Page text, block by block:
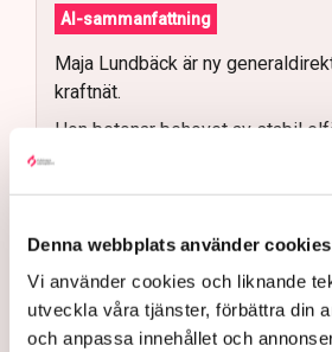
Denna webbplats använder cookies
Vi använder cookies och liknande
utveckla våra tjänster, förbättra din
och anpassa innehållet och
AI-sammanfattning
Maja Lundbäck är ny
kraftnät.
Hon betonar behovet av stabil
Vinterns drift och beredskap blir
Myndigheten ska förbereda sig
Maja Lundbäck vill se en mer
systemoperatör.
Nya utlandsförbindelser ska
Läs mer